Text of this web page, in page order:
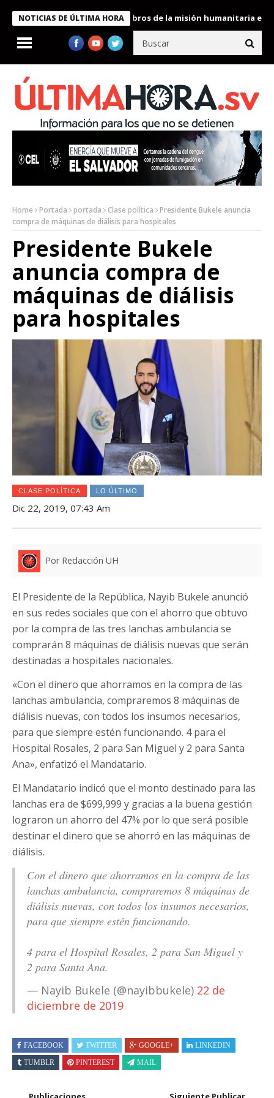
NOTICIAS DE ÚLTIMA HORA
Bukele condecora a miembros de la misión humanitaria enviada
Home Portada portada Clase política
Presidente Bukele anuncia
compra de máquinas de diálisis para hospitales
Presidente Bukele
anuncia compra de
máquinas de diálisis
para hospitales
CLASE POLÍTICA LO ÚLTIMO
Dic 22, 2019, 07:43 Am
Por Redacción UH
El Presidente de la República, Nayib Bukele anunció
en sus redes sociales que con el ahorro que obtuvo
por la compra de las tres lanchas ambulancia se
comprarán 8 máquinas de diálisis nuevas que serán
destinadas a hospitales nacionales.
«Con el dinero que ahorramos en la compra de las
lanchas ambulancia, compraremos 8 máquinas de
diálisis nuevas, con todos los insumos necesarios,
para que siempre estén funcionando. 4 para el
Hospital Rosales, 2 para San Miguel y 2 para Santa
Ana», enfatizó el Mandatario.
El Mandatario indicó que el monto destinado para las
lanchas era de $699,999 y gracias a la buena gestión
lograron un ahorro del 47% por lo que será posible
destinar el dinero que se ahorró en las máquinas de
diálisis.
Con el dinero que ahorramos en la compra de las
lanchas ambulancia, compraremos 8 máquinas de
diálisis nuevas, con todos los insumos necesarios,
para que siempre estén funcionando.
4 para el Hospital Rosales, 2 para San Miguel y
2 para Santa Ana.
— Nayib Bukele (@nayibbukele) 22 de
diciembre de 2019
FACEBOOK TWITTER GOOGLE+
LINKEDIN
TUMBLR
PINTEREST MAIL